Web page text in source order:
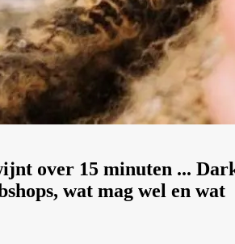
over 15 minuten ...
wat mag wel en wat